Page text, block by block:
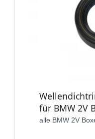
für BMW 2V
alle BMW 2V